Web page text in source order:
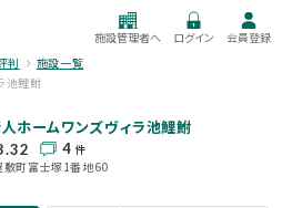
施設管理者へ ログイン
会員登録
判
施設一覧
池鯉鮒
ホームワンズヴィラ池鯉鮒
4 件
敷町富士塚1番地60